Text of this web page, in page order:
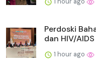
Perdoski
dan HIV/AIDS
1 hour ago